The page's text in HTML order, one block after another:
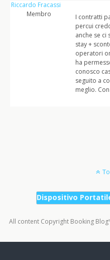
Riccardo Fracassi
Membro
I contratti
percui
anche se ci
stay +
operatori
ha
conosco
seguito a
meglio.
Dispositivo
All content Copyright Booking